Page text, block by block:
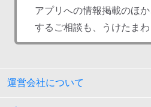
アプリへの情報掲載のほ
するご相談も、うけたまわ
運営会社について